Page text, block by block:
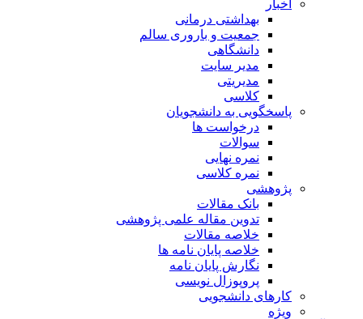
اخبار
بهداشتی درمانی
جمعیت و باروری سالم
دانشگاهی
مدیر سایت
مدیریتی
کلاسی
پاسخگویی به دانشجویان
درخواست ها
سوالات
نمره نهایی
نمره کلاسی
پژوهشی
بانک مقالات
تدوین مقاله علمی پژوهشی
خلاصه مقالات
خلاصه پایان نامه ها
نگارش پایان نامه
پروپوزال نویسی
کارهای دانشجویی
ویژه